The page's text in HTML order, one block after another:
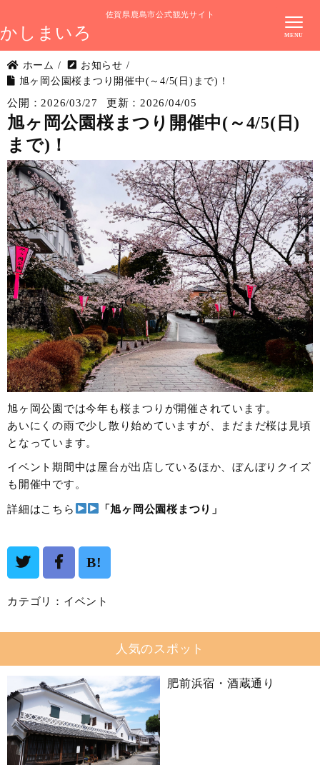
佐賀県鹿島市公式観光サイト
かしまいろ
ホーム / お知らせ /
旭ヶ岡公園桜まつり開催中(～4/5(日)まで)！
公開：2026/03/27 更新：2026/04/05
旭ヶ岡公園桜まつり開催中(～4/5(日)
まで)！
旭ヶ岡公園では今年も桜まつりが開催されています。
あいにくの雨で少し散り始めていますが、まだまだ桜は見頃
となっています。
イベント期間中は屋台が出店しているほか、ぼんぼりクイズ
も開催中です。
詳細はこちら 「旭ヶ岡公園桜まつり」
B!
カテゴリ： イベント
人気のスポット
肥前浜宿・酒蔵通り